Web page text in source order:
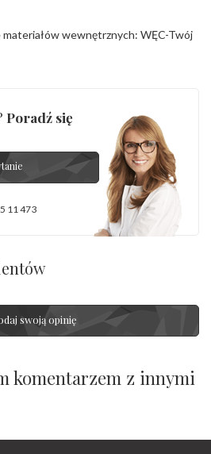
wewnętrznych: WĘC-Twój
Poradź się
11 473
swoją opinię
komentarzem z innymi